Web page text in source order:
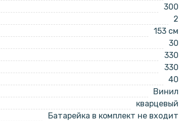
300
2
153 см
30
330
330
40
Винил
кварцевый
Батарейка в комплект не входит